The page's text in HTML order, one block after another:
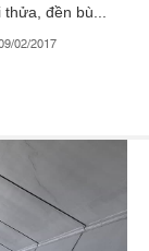
đền bù...
02/2017